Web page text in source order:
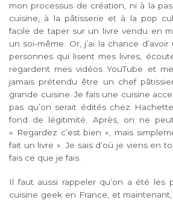
mon processus de création, ni à la
cuisine, à la pâtisserie et à la pop
facile de taper sur un livre vendu en
un soi-même. Or, j’ai la chance
personnes qui lisent mes livres,
regardent mes vidéos YouTube et
jamais prétendu être un chef
grande cuisine. Je fais une cuisine
pas qu’on serait édités chez
fond de légitimité. Après, on ne
« Regardez c’est bien », mais
fait un livre ». Je sais d’où je viens en
fais ce que je fais.
Il faut aussi rappeler qu’on a été les
cuisine geek en France, et